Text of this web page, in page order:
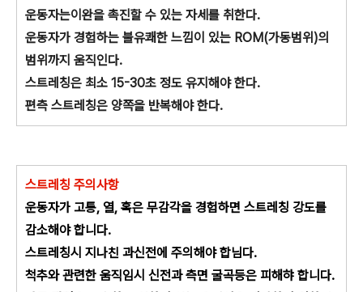
운동자는이완을 촉진할 수 있는 자세를 취한다.
운동자가 경험하는 불유쾌한 느낌이 있는 ROM(가동범위)의
범위까지 움직인다.
스트레칭은 최소 15-30초 정도 유지해야 한다.
편측 스트레칭은 양쪽을 반복해야 한다.
스트레칭 주의사항
운동자가 고통, 열, 혹은 무감각을 경험하면 스트레칭 강도를
감소해야 합니다.
스트레칭시 지나친 과신전에 주의해야 합님다.
척추와 관련한 움직임시 신전과 측면 굴곡등은 피해햐 합니다.